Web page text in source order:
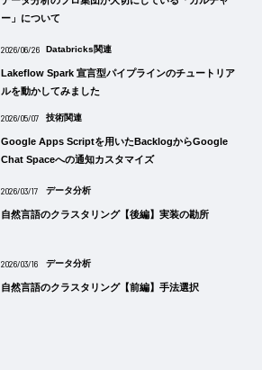
ー」について
2026/06/26 Databricks関連
Lakeflow Spark 宣言型パイプラインのチュートリア
ルを動かしてみました
2026/05/07 技術関連
Google Apps Scriptを用いたBacklogからGoogle
Chat Spaceへの通知カスタマイズ
2026/03/17 データ分析
自然言語のクラスタリング【後編】実装の勘所
2026/03/16 データ分析
自然言語のクラスタリング【前編】手法選択